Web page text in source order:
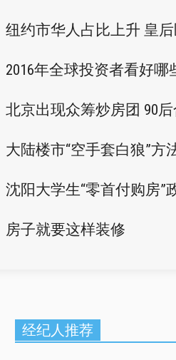
纽约市华人占比上升 皇
2016年全球投资者看好哪
北京出现众筹炒房团 90
大陆楼市“空手套白狼”方
沈阳大学生“零首付购房”
房子就要这样装修
经纪人推荐